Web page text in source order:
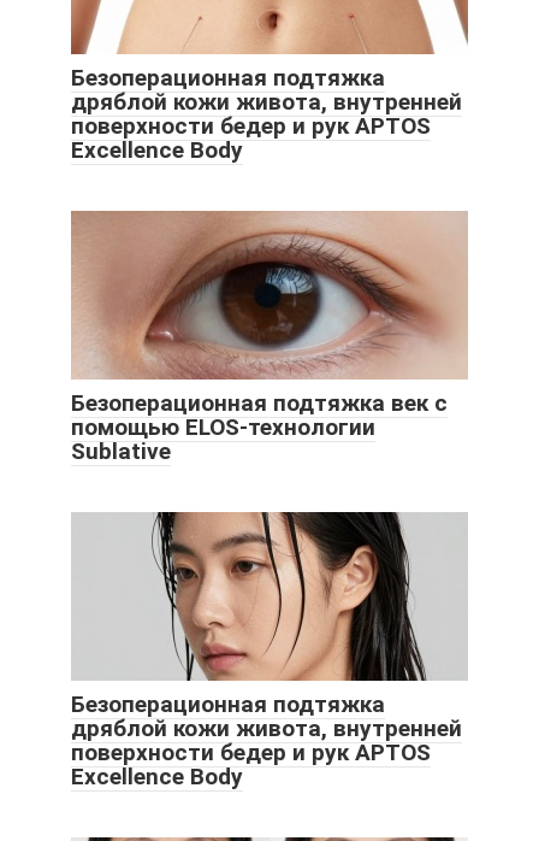
Безоперационная подтяжка
дряблой кожи живота, внутренней
поверхности бедер и рук APTOS
Excellence Body
Безоперационная подтяжка век с
помощью ELOS-технологии
Sublative
Безоперационная подтяжка
дряблой кожи живота, внутренней
поверхности бедер и рук APTOS
Excellence Body